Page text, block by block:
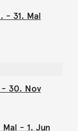
- 31. Mai
- 30. Nov
- 1. Jun